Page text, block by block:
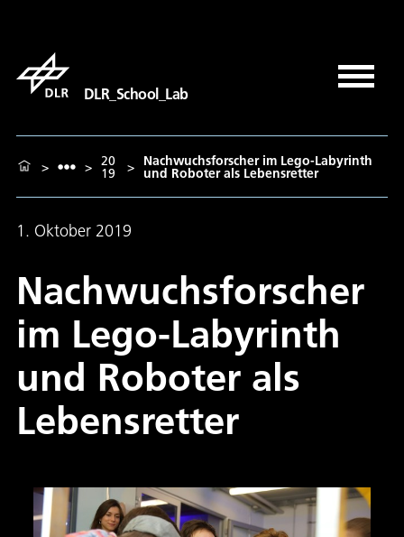
DLR_School_Lab
> > 20
19 > Nachwuchsforscher im Lego-Labyrinth
und Roboter als Lebensretter
1. Oktober 2019
Nachwuchsforscher
im Lego-Labyrinth
und Roboter als
Lebensretter